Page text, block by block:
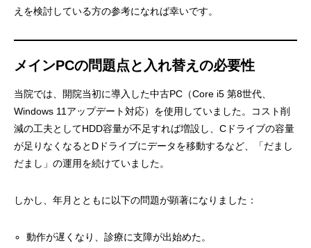
えを検討している方の参考になれば幸いです。
メインPCの問題点と入れ替えの必要性
当院では、開院当初に導入した中古PC（Core i5 第8世代、
Windows 11アップデート対応）を使用していました。コスト削
減の工夫としてHDD容量が不足すれば増設し、Cドライブの容量
が足りなくなるとDドライブにデータを移動するなど、「だまし
だまし」の運用を続けていました。
しかし、年月とともに以下の問題が顕著になりました：
動作が遅くなり、診療に支障が出始めた。